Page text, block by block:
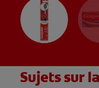
Sujets sur